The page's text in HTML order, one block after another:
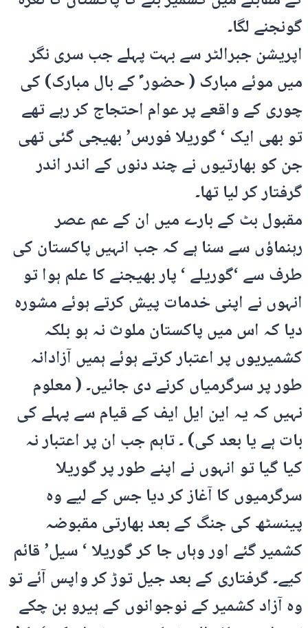
گونجنے لگا۔
اپریشن جبرالٹر سے بہت پہلے جب سری نگر
میں موئے مبارک ( حضور ؐ کے بال مبارک) کی
چوری کے واقعے پر عوام احتجاج کر رہے تھے
تو بھی ایک ‘ گوریلا فورس’ بھیجی گئی تھی
جن کو بھارتیوں نے چند دنوں کے اندر اندر
گرفتار کر لیا تھا۔
مقبول بٹ کے بارے میں ان کے عم عصر
رہنماؤں سے سنا ہے کہ جب انہیں پاکستان کی
طرف سے ‘گوریلے ‘ پار بھیجنے کا علم ہوا تو
انہوں نے اپنی خدمات پیش کرتے ہوئے مشورہ
دیا کہ اس میں پاکستان ملوث نہ ہو بلکہ
کشمیریوں پر اعتبار کرتے ہوئے ہمیں آزادانہ
طور پر سرگرمیاں کرنے دی جائیں۔ ( معلوم
نہیں کہ یہ این ایل ایف کے قیام سے پہلے کی
بات ہے یا بعد کی) ۔ تاہم جب ان پر اعتبار نہ
کیا گیا تو انہوں نے اپنے طور پر گوریلا
سرگرمیوں کا آغاز کر دیا جس کے لیے وہ
پینسٹھ کی جنگ کے بعد بھارتی مقبوضہ
کشمیر گئے اور وہاں جا کر گوریلا ‘ سیل’ قائم
کیے۔ گرفتاری کے بعد جیل توڑ کر واپس آئے تو
وہ آزاد کشمیر کے نوجوانوں کے ہیرو بن چکے